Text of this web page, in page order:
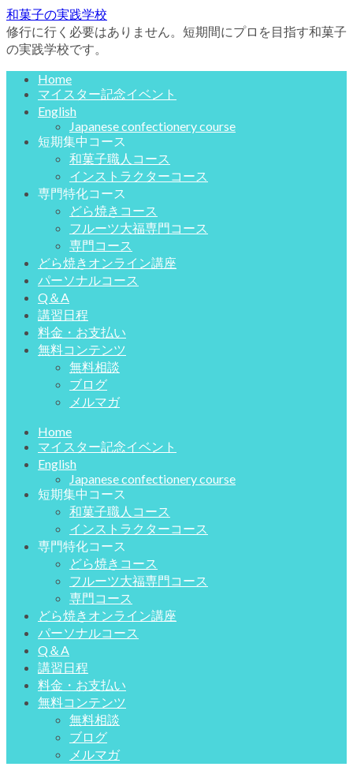
和菓子の実践学校
修行に行く必要はありません。短期間にプロを目指す和菓子
の実践学校です。
Home
マイスター記念イベント
English
Japanese confectionery course
短期集中コース
和菓子職人コース
インストラクターコース
専門特化コース
どら焼きコース
フルーツ大福専門コース
専門コース
どら焼きオンライン講座
パーソナルコース
Q＆A
講習日程
料金・お支払い
無料コンテンツ
無料相談
ブログ
メルマガ
Home
マイスター記念イベント
English
Japanese confectionery course
短期集中コース
和菓子職人コース
インストラクターコース
専門特化コース
どら焼きコース
フルーツ大福専門コース
専門コース
どら焼きオンライン講座
パーソナルコース
Q＆A
講習日程
料金・お支払い
無料コンテンツ
無料相談
ブログ
メルマガ